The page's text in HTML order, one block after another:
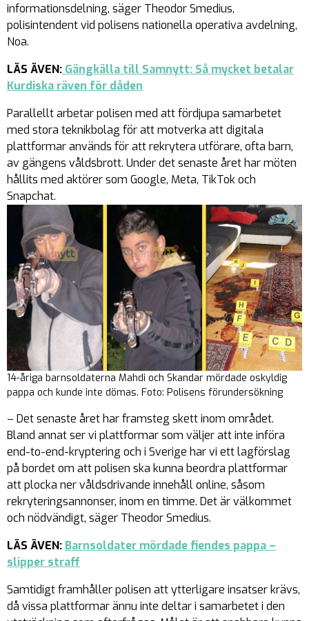
informationsdelning, säger Theodor Smedius,
polisintendent vid polisens nationella operativa avdelning,
Noa.
LÄS ÄVEN: Gängkälla till Samnytt: Så mycket betalar
Kurdiska räven för dåden
Parallellt arbetar polisen med att fördjupa samarbetet
med stora teknikbolag för att motverka att digitala
plattformar används för att rekrytera utförare, ofta barn,
av gängens våldsbrott. Under det senaste året har möten
hållits med aktörer som Google, Meta, TikTok och
Snapchat.
14-åriga barnsoldaterna Mahdi och Skandar mördade oskyldig
pappa och kunde inte dömas. Foto: Polisens förundersökning
– Det senaste året har framsteg skett inom området.
Bland annat ser vi plattformar som väljer att inte införa
end-to-end-kryptering och i Sverige har vi ett lagförslag
på bordet om att polisen ska kunna beordra plattformar
att plocka ner våldsdrivande innehåll online, såsom
rekryteringsannonser, inom en timme. Det är välkommet
och nödvändigt, säger Theodor Smedius.
LÄS ÄVEN: Barnsoldater mördade fiendes pappa –
slipper straff
Samtidigt framhåller polisen att ytterligare insatser krävs,
då vissa plattformar ännu inte deltar i samarbetet i den